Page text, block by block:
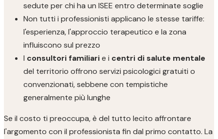
sedute per chi ha un ISEE entro determinate soglie
Non tutti i professionisti applicano le stesse tariffe:
l'esperienza, l'approccio terapeutico e la zona
influiscono sul prezzo
I consultori familiarie i centri di salute mentale
del territorio offrono servizi psicologici gratuiti o
convenzionati, sebbene con tempistiche
generalmente più lunghe
Se il costo ti preoccupa, è del tutto lecito affrontare
l'argomento con il professionista fin dal primo contatto. La